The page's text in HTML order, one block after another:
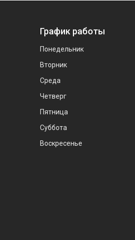
График работы
Понедельник
Вторник
Среда
Четверг
Пятница
Суббота
Воскресенье